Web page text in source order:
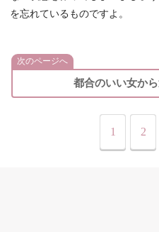
を忘れているものですよ。
次のページへ
都合のいい女か
1 2